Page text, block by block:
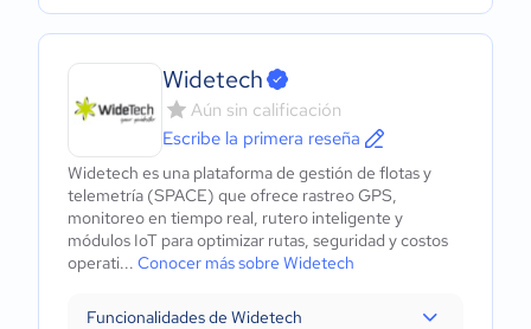
Widetech
Aún sin calificación
Escribe la primera reseña
Widetech es una plataforma de gestión de flotas y
telemetría (SPACE) que ofrece rastreo GPS,
monitoreo en tiempo real, rutero inteligente y
módulos IoT para optimizar rutas, seguridad y costos
operati... Conocer más sobre Widetech
Funcionalidades de Widetech